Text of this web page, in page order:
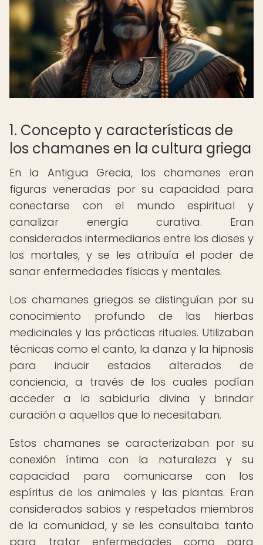
1. Concepto y características de
los chamanes en la cultura griega
En la Antigua Grecia, los chamanes eran
figuras veneradas por su capacidad para
conectarse con el mundo espiritual y
canalizar energía curativa. Eran
considerados intermediarios entre los dioses y
los mortales, y se les atribuía el poder de
sanar enfermedades físicas y mentales.
Los chamanes griegos se distinguían por su
conocimiento profundo de las hierbas
medicinales y las prácticas rituales. Utilizaban
técnicas como el canto, la danza y la hipnosis
para inducir estados alterados de
conciencia, a través de los cuales podían
acceder a la sabiduría divina y brindar
curación a aquellos que lo necesitaban.
Estos chamanes se caracterizaban por su
conexión íntima con la naturaleza y su
capacidad para comunicarse con los
espíritus de los animales y las plantas. Eran
considerados sabios y respetados miembros
de la comunidad, y se les consultaba tanto
para tratar enfermedades como para